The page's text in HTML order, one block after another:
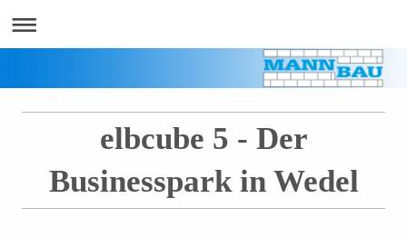
elbcube 5 - Der
Businesspark in Wedel